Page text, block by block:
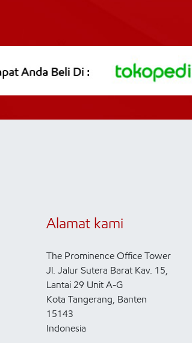
Alamat kami
The Prominence Office Tower
Jl. Jalur Sutera Barat Kav. 15,
Lantai 29 Unit A-G
Kota Tangerang, Banten
15143
Indonesia